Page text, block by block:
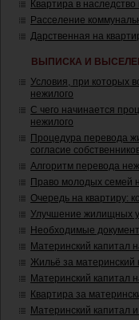
Квартира в
Расселение
Дарственная на
ВЫПИСКА И
Условия, при которых
нежилого
С чего начинается
нежилого
Процедура перевода
согласие
Алгоритм перевода
Право молодых семей
Очередь на квартиру:
Улучшение жилищных
Необходимые
Материнский капитал
Жильё за материнский
Материнский капитал
Квартира за
Материнский капитал